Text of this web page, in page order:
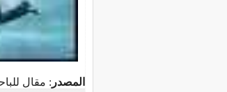
المصدر : مقال